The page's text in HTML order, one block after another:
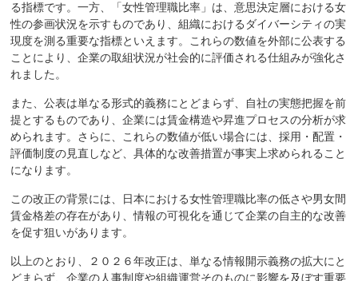
る指標です。一方、「女性管理職比率」は、意思決定層における女
性の参画状況を示すものであり、組織におけるダイバーシティの実
現度を測る重要な指標といえます。これらの数値を外部に公表する
ことにより、企業の取組状況が社会的に評価される仕組みが強化さ
れました。
また、公表は単なる形式的義務にとどまらず、自社の実態把握を前
提とするものであり、企業には賃金構造や昇進プロセスの分析が求
められます。さらに、これらの数値が低い場合には、採用・配置・
評価制度の見直しなど、具体的な改善措置が事実上求められること
になります。
この改正の背景には、日本における女性管理職比率の低さや男女間
賃金格差の存在があり、情報の可視化を通じて企業の自主的な改善
を促す狙いがあります。
以上のとおり、２０２６年改正は、単なる情報開示義務の拡大にと
どまらず、企業の人事制度や組織運営そのものに影響を及ぼす重要